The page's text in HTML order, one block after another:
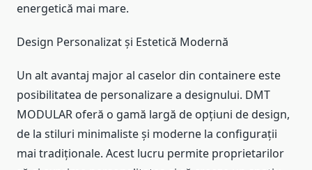
energetică mai mare.
Design Personalizat și Estetică Modernă
Un alt avantaj major al caselor din containere este
posibilitatea de personalizare a designului. DMT
MODULAR oferă o gamă largă de opțiuni de design,
de la stiluri minimaliste și moderne la configurații
mai tradiționale. Acest lucru permite proprietarilor